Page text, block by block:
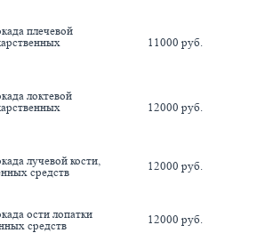
плечевой
11000 руб.
локтевой
12000 руб.
лучевой кости,
средств
12000 руб.
ости лопатки
средств
12000 руб.